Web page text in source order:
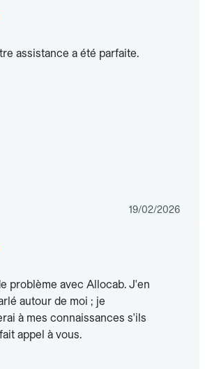
assistance a été parfaite.
19/02/2026
problème avec Allocab. J'en
autour de moi ; je
à mes connaissances s'ils
appel à vous.